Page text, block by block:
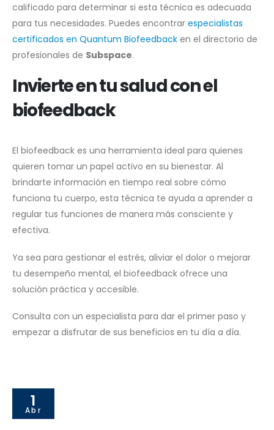
calificado para determinar si esta técnica es adecuada
para tus necesidades. Puedes encontrar especialistas
certificados en Quantum Biofeedback en el directorio de
profesionales de Subspace.
Invierte en tu salud con el
biofeedback
El biofeedback es una herramienta ideal para quienes
quieren tomar un papel activo en su bienestar. Al
brindarte información en tiempo real sobre cómo
funciona tu cuerpo, esta técnica te ayuda a aprender a
regular tus funciones de manera más consciente y
efectiva.
Ya sea para gestionar el estrés, aliviar el dolor o mejorar
tu desempeño mental, el biofeedback ofrece una
solución práctica y accesible.
Consulta con un especialista para dar el primer paso y
empezar a disfrutar de sus beneficios en tu día a día.
1
Abr